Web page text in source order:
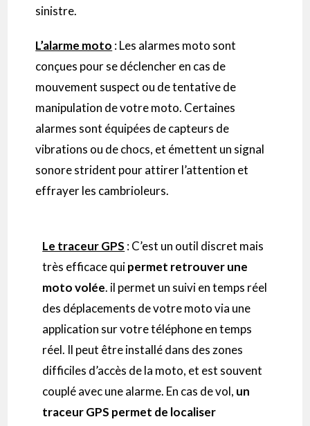
sinistre.
L’alarme moto : Les alarmes moto sont
conçues pour se déclencher en cas de
mouvement suspect ou de tentative de
manipulation de votre moto. Certaines
alarmes sont équipées de capteurs de
vibrations ou de chocs, et émettent un signal
sonore strident pour attirer l’attention et
effrayer les cambrioleurs.
Le traceur GPS : C’est un outil discret mais
très efficace quipermet retrouver une
moto volée. il permet un suivi en temps réel
des déplacements de votre moto via une
application sur votre téléphone en temps
réel. Il peut être installé dans des zones
difficiles d’accès de la moto, et est souvent
couplé avec une alarme. En cas de vol, un
traceur GPS permet de localiser